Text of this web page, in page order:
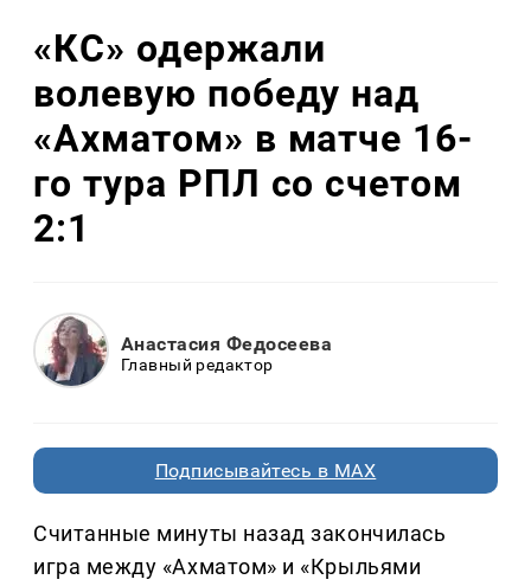
«КС» одержали
волевую победу над
«Ахматом» в матче 16-
го тура РПЛ со счетом
2:1
Анастасия Федосеева
Главный редактор
Подписывайтесь в MAX
Считанные минуты назад закончилась
игра между «Ахматом» и «Крыльями